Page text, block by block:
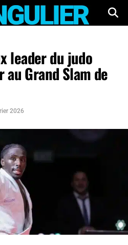
leader du judo
au Grand Slam de
2026